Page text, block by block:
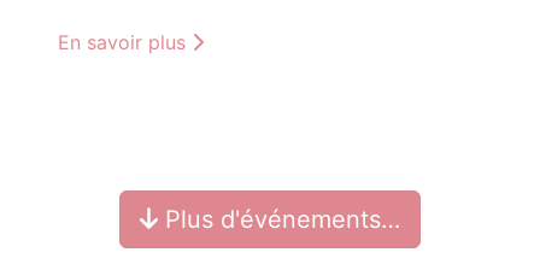
En savoir plus
Plus d'événements…